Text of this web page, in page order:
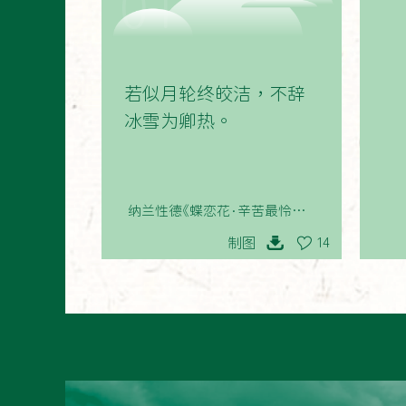
若似月轮终皎洁，不辞
冰雪为卿热。
纳兰性德《蝶恋花·辛苦最怜天上
月》
制图 14